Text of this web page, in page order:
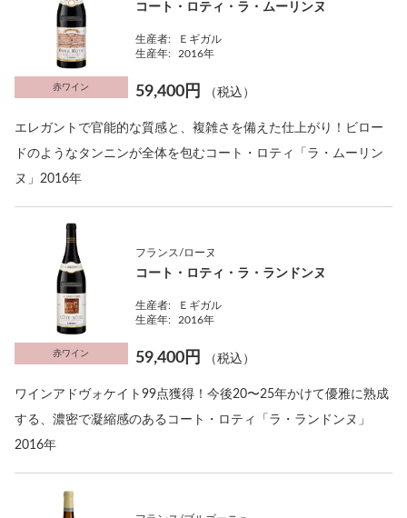
赤ワイン
コート・ロティ・ラ・ムーリンヌ
生産者:
Ｅギガル
生産年:
2016年
59,400円 （税込）
エレガントで官能的な質感と、複雑さを備えた仕上がり！ビロー
ドのようなタンニンが全体を包むコート・ロティ「ラ・ムーリン
ヌ」2016年
赤ワイン
フランス/ローヌ
コート・ロティ・ラ・ランドンヌ
生産者:
Ｅギガル
生産年:
2016年
59,400円 （税込）
ワインアドヴォケイト99点獲得！今後20〜25年かけて優雅に熟成
する、濃密で凝縮感のあるコート・ロティ「ラ・ランドンヌ」
2016年